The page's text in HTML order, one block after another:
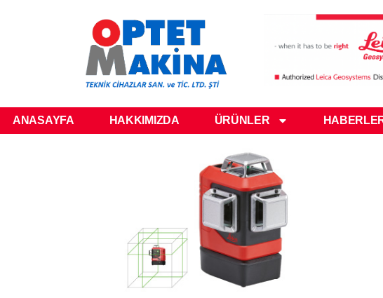
ANASAYFA HAKKIMIZDA ÜRÜNLER